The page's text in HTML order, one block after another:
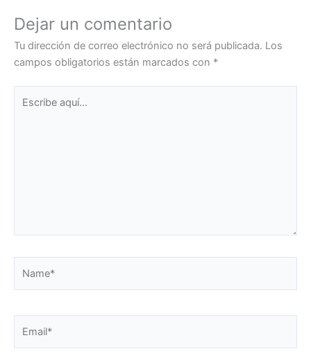
Dejar un comentario
Tu dirección de correo electrónico no será publicada. Los
campos obligatorios están marcados con *
aquí...